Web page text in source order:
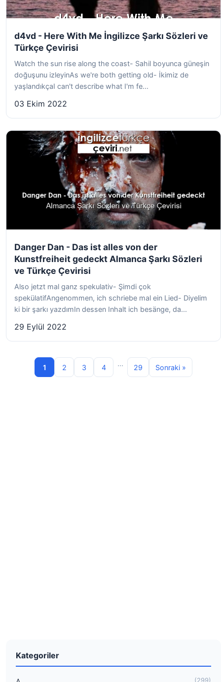
d4vd - Here With Me İngilizce Şarkı Sözleri ve
Türkçe Çevirisi
Watch the sun rise along the coast- Sahil boyunca güneşin
doğuşunu izleyinAs we're both getting old- İkimiz de
yaşlandıkçaI can't describe what I'm fe...
03 Ekim 2022
Danger Dan - Das ist alles von der
Kunstfreiheit gedeckt Almanca Şarkı Sözleri
ve Türkçe Çevirisi
Also jetzt mal ganz spekulativ- Şimdi çok
spekülatifAngenommen, ich schriebe mal ein Lied- Diyelim
ki bir şarkı yazdımIn dessen Inhalt ich besänge, da...
29 Eylül 2022
1 2 3 4 ... 29 Sonraki »
Kategoriler
(299)